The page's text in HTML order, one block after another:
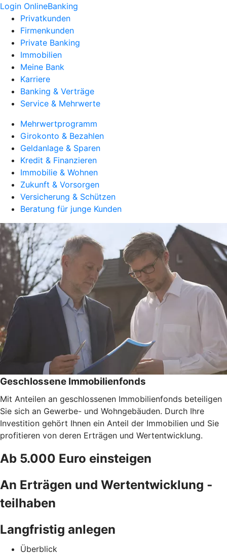
Login OnlineBanking
Privatkunden
Firmenkunden
Private Banking
Immobilien
Meine Bank
Karriere
Banking & Verträge
Service & Mehrwerte
Mehrwertprogramm
Girokonto & Bezahlen
Geldanlage & Sparen
Kredit & Finanzieren
Immobilie & Wohnen
Zukunft & Vorsorgen
Versicherung & Schützen
Beratung für junge Kunden
Geschlossene Immobilienfonds
Mit Anteilen an geschlossenen Immobilienfonds beteiligen
Sie sich an Gewerbe- und Wohngebäuden. Durch Ihre
Investition gehört Ihnen ein Anteil der Immobilien und Sie
profitieren von deren Erträgen und Wertentwicklung.
Ab 5.000 Euro einsteigen
An Erträgen und ­Wertentwicklung ­
teilhaben
Langfristig anlegen
Überblick